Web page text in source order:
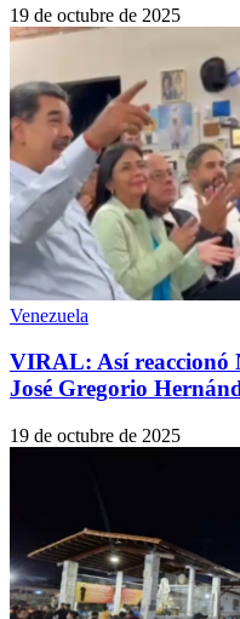
19 de octubre de 2025
Venezuela
VIRAL: Así reaccionó
José Gregorio
19 de octubre de 2025